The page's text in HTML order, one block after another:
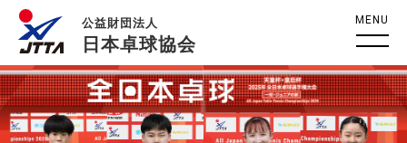
公益財団法人
日本卓球協会
MENU